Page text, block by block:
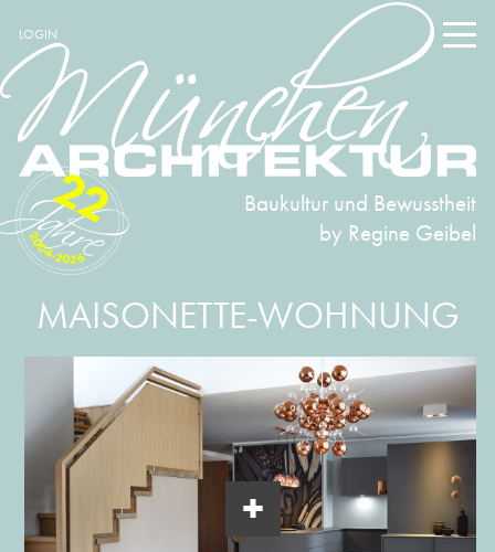
LOGIN
Baukultur und Bewusstheit
by Regine Geibel
2004-2026
22
MAISONETTE-WOHNUNG